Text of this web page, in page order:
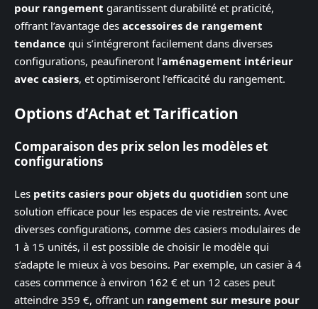
pour rangement garantissent durabilité et praticité,
offrant l’avantage des accessoires de rangement
tendance qui s’intégreront facilement dans diverses
configurations, peaufineront l’aménagement intérieur
avec casiers, et optimiseront l’efficacité du rangement.
Options d’Achat et Tarification
Comparaison des prix selon les modèles et
configurations
Les petits casiers pour objets du quotidien sont une
solution efficace pour les espaces de vie restreints. Avec
diverses configurations, comme des casiers modulaires de
1 à 15 unités, il est possible de choisir le modèle qui
s’adapte le mieux à vos besoins. Par exemple, un casier à 4
cases commence à environ 162 € et un 12 cases peut
atteindre 359 €, offrant un rangement sur mesure pour